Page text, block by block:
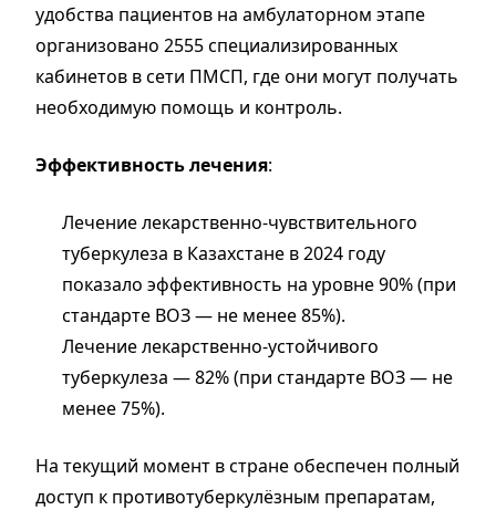
удобства пациентов на амбулаторном этапе
организовано 2555 специализированных
кабинетов в сети ПМСП, где они могут получать
необходимую помощь и контроль.
Эффективность лечения:
Лечение лекарственно-чувствительного
туберкулеза в Казахстане в 2024 году
показало эффективность на уровне 90% (при
стандарте ВОЗ — не менее 85%).
Лечение лекарственно-устойчивого
туберкулеза — 82% (при стандарте ВОЗ — не
менее 75%).
На текущий момент в стране обеспечен полный
доступ к противотуберкулёзным препаратам,